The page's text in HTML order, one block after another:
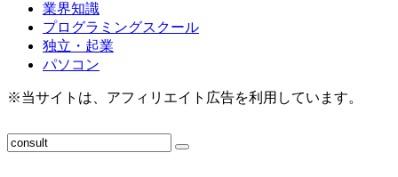
業界知識
プログラミングスクール
独立・起業
パソコン
※当サイトは、アフィリエイト広告を利用しています。